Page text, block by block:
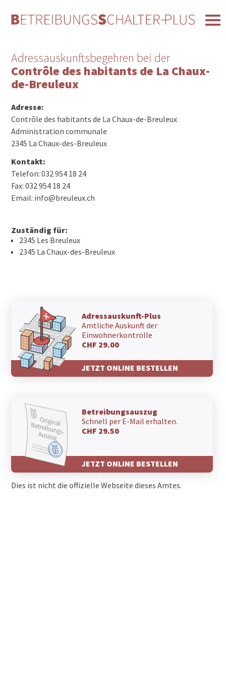
Adressauskunftsbegehren bei der
Contrôle des habitants de La Chaux-
de-Breuleux
Adresse:
Contrôle des habitants de La Chaux-de-Breuleux
Administration communale
2345 La Chaux-des-Breuleux
Kontakt:
Telefon: 032 954 18 24
Fax: 032 954 18 24
Email: info@breuleux.ch
Zuständig für:
2345 Les Breuleux
2345 La Chaux-des-Breuleux
Adressauskunft-Plus
Amtliche Auskunft der
Einwohnerkontrolle
CHF 29.00
JETZT ONLINE BESTELLEN
Betreibungsauszug
Schnell per E-Mail erhalten.
CHF 29.50
JETZT ONLINE BESTELLEN
Dies ist nicht die offizielle Webseite dieses Amtes.